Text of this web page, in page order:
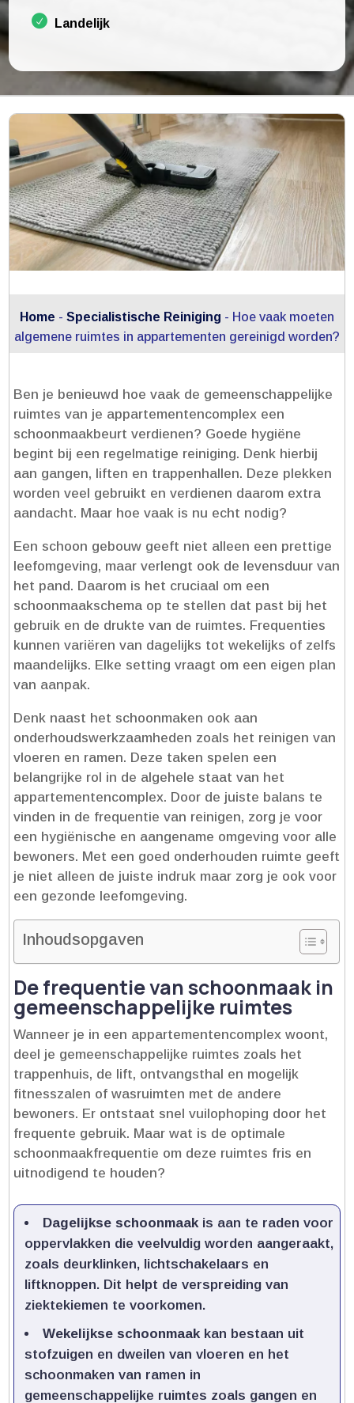
Landelijk
Home - Specialistische Reiniging - Hoe vaak moeten
algemene ruimtes in appartementen gereinigd worden?
Ben je benieuwd hoe vaak de gemeenschappelijke
ruimtes van je appartementencomplex een
schoonmaakbeurt verdienen? Goede hygiëne
begint bij een regelmatige reiniging.​ Denk hierbij
aan gangen, liften en trappenhallen.​ Deze plekken
worden veel gebruikt en verdienen daarom extra
aandacht.​ Maar hoe vaak is nu echt nodig?
Een schoon gebouw geeft niet alleen een prettige
leefomgeving, maar verlengt ook de levensduur van
het pand.​ Daarom is het cruciaal om een
schoonmaakschema op te stellen dat past bij het
gebruik en de drukte van de ruimtes.​ Frequenties
kunnen variëren van dagelijks tot wekelijks of zelfs
maandelijks.​ Elke setting vraagt om een eigen plan
van aanpak.​
Denk naast het schoonmaken ook aan
onderhoudswerkzaamheden zoals het reinigen van
vloeren en ramen.​ Deze taken spelen een
belangrijke rol in de algehele staat van het
appartementencomplex.​ Door de juiste balans te
vinden in de frequentie van reinigen, zorg je voor
een hygiënische en aangename omgeving voor alle
bewoners.​ Met een goed onderhouden ruimte geeft
je niet alleen de juiste indruk maar zorg je ook voor
een gezonde leefomgeving.​
Inhoudsopgaven
De frequentie van schoonmaak in
gemeenschappelijke ruimtes
Wanneer je in een appartementencomplex woont,
deel je gemeenschappelijke ruimtes zoals het
trappenhuis, de lift, ontvangsthal en mogelijk
fitnesszalen of wasruimten met de andere
bewoners.​ Er ontstaat snel vuilophoping door het
frequente gebruik.​ Maar wat is de optimale
schoonmaakfrequentie om deze ruimtes fris en
uitnodigend te houden?
Dagelijkse schoonmaak is aan te raden voor
oppervlakken die veelvuldig worden aangeraakt,
zoals deurklinken, lichtschakelaars en
liftknoppen.​ Dit helpt de verspreiding van
ziektekiemen te voorkomen.​
Wekelijkse schoonmaak kan bestaan uit
stofzuigen en dweilen van vloeren en het
schoonmaken van ramen in
gemeenschappelijke ruimtes zoals gangen en